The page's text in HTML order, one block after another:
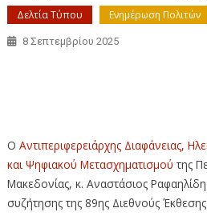
Δελτία Τύπου Ενημέρωση Πολιτών
8 Σεπτεμβρίου 2025
Ο Αντιπεριφερειάρχης Διαφάνειας,
και Ψηφιακού Μετασχηματισμού της
Μακεδονίας, κ. Αναστάσιος
συζήτησης της 89ης Διεθνούς